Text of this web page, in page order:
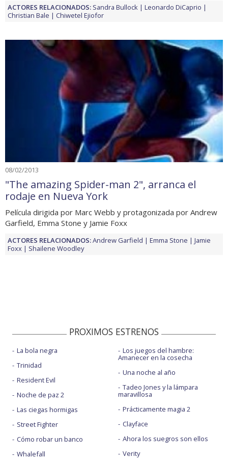
ACTORES RELACIONADOS: Sandra Bullock
Leonardo DiCaprio
Christian Bale
Chiwetel Ejiofor
08/02/2013
"The amazing Spider-man 2", arranca el
rodaje en Nueva York
Película dirigida por Marc Webb y protagonizada por Andrew
Garfield, Emma Stone y Jamie Foxx
ACTORES RELACIONADOS:Andrew Garfield Emma Stone
Jamie
Foxx
Shailene Woodley
PROXIMOS ESTRENOS
La bola negra
Trinidad
Resident Evil
Noche de paz 2
Las ciegas hormigas
Street Fighter
Cómo robar un banco
Whalefall
Los juegos del hambre:
Amanecer en la cosecha
Una noche al año
Tadeo Jones y la lámpara
maravillosa
Prácticamente magia 2
Clayface
Ahora los suegros son ellos
Verity